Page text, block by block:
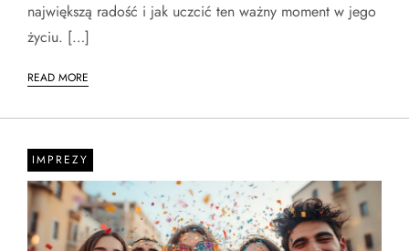
największą radość i jak uczcić ten ważny moment w jego
życiu. […]
READ MORE
IMPREZY